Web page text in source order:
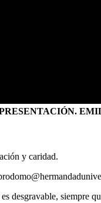
y caridad.
desgravable, siempre